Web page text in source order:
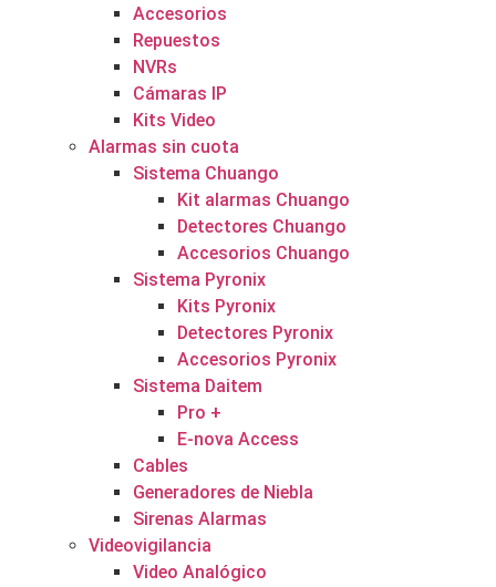
Accesorios
Repuestos
NVRs
Cámaras IP
Kits Video
Alarmas sin cuota
Sistema Chuango
Kit alarmas Chuango
Detectores Chuango
Accesorios Chuango
Sistema Pyronix
Kits Pyronix
Detectores Pyronix
Accesorios Pyronix
Sistema Daitem
Pro +
E-nova Access
Cables
Generadores de Niebla
Sirenas Alarmas
Videovigilancia
Video Analógico